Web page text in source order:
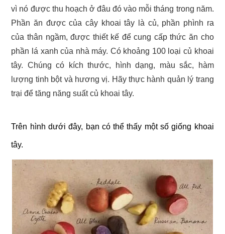
vì nó được thu hoạch ở đâu đó vào mỗi tháng trong năm.
Phần ăn được của cây khoai tây là củ, phần phình ra
của thân ngầm, được thiết kế để cung cấp thức ăn cho
phần lá xanh của nhà máy. Có khoảng 100 loại củ khoai
tây. Chúng có kích thước, hình dạng, màu sắc, hàm
lượng tinh bột và hương vị. Hãy thực hành quản lý trang
trại để tăng năng suất củ khoai tây.
Trên hình dưới đây, bạn có thể thấy một số giống khoai
tây.